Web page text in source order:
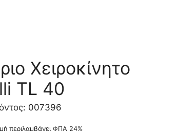
Χειροκίνητο
TL 40
007396
περιλαμβάνει ΦΠΑ 24%